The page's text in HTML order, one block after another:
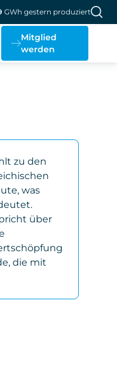
GWh gestern produziert
Mitglied
werden
zu den
was
über
die mit